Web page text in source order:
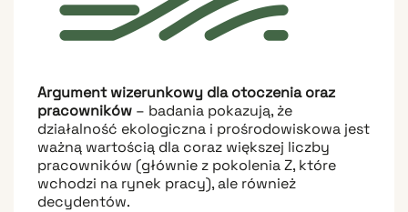
Argument wizerunkowy dla otoczenia oraz
pracowników – badania pokazują, że
działalność ekologiczna i prośrodowiskowa jest
ważną wartością dla coraz większej liczby
pracowników (głównie z pokolenia Z, które
wchodzi na rynek pracy), ale również
decydentów.